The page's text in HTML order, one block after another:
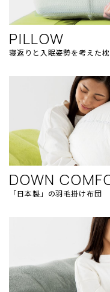
PILLOW
寝返りと入眠姿勢を考えた枕
DOWN
「日本製」の羽毛掛け布団